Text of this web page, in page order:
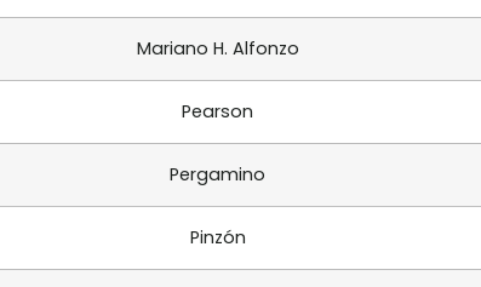
Mariano H. Alfonzo
Pearson
Pergamino
Pinzón